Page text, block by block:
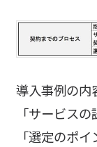
導入事例の内
「サービス
「選定のポ